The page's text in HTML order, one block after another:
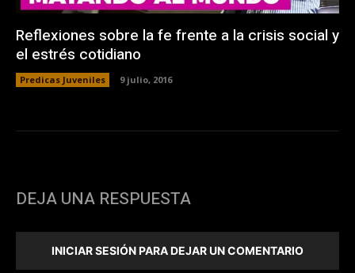
Reflexiones sobre la fe frente a la crisis social y
el estrés cotidiano
Predicas Juveniles 9 julio, 2016
DEJA UNA RESPUESTA
INICIAR SESIÓN PARA DEJAR UN COMENTARIO